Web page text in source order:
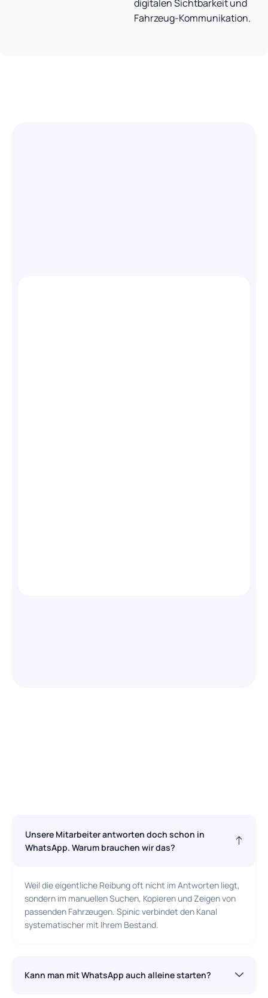
digitalen Sichtbarkeit und
Fahrzeug-Kommunikation.
Unsere Mitarbeiter antworten doch schon in
WhatsApp. Warum brauchen wir das?
Weil die eigentliche Reibung oft nicht im Antworten liegt,
sondern im manuellen Suchen, Kopieren und Zeigen von
passenden Fahrzeugen. Spinic verbindet den Kanal
systematischer mit Ihrem Bestand.
Kann man mit WhatsApp auch alleine starten?